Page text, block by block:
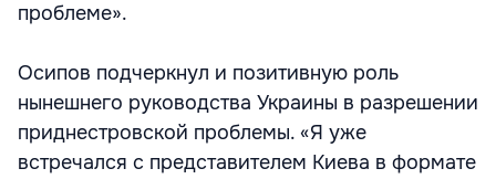
проблеме».
Осипов подчеркнул и позитивную роль
нынешнего руководства Украины в разрешении
приднестровской проблемы. «Я уже
встречался с представителем Киева в формате